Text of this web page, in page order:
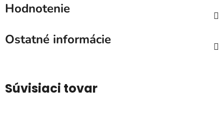
Hodnotenie
Ostatné informácie
Súvisiaci tovar